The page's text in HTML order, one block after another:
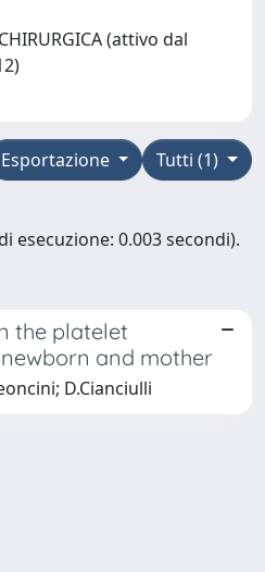
(attivo dal
Tutti (1)
Esportazione
esecuzione: 0.003 secondi).
the platelet
and mother
D.Cianciulli